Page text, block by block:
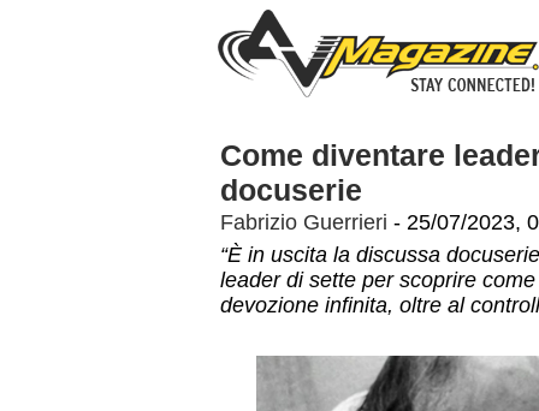
Come diventare
docuserie
Fabrizio Guerrieri - 25/07/2023,
“È in uscita la discussa
leader di sette per scoprire
devozione infinita, oltre al